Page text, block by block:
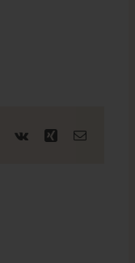
Pinterest
Vk Xing E-